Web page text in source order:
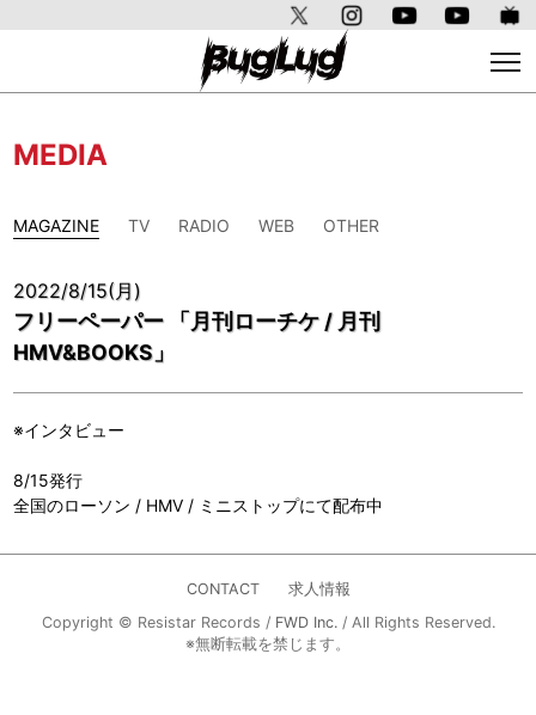
MEDIA
MAGAZINE TV RADIO WEB OTHER
2022/8/15(月)
フリーペーパー 「月刊ローチケ / 月刊
HMV&BOOKS」
※インタビュー
8/15発行
全国のローソン / HMV / ミニストップにて配布中
CONTACT
求人情報
Copyright © Resistar Records / FWD Inc./ All Rights Reserved.
※無断転載を禁じます。